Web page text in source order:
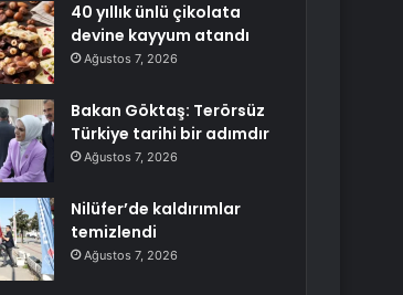
40 yıllık ünlü çikolata
devine kayyum atandı
Ağustos 7, 2026
Bakan Göktaş: Terörsüz
Türkiye tarihi bir adımdır
Ağustos 7, 2026
Nilüfer’de kaldırımlar
temizlendi
Ağustos 7, 2026